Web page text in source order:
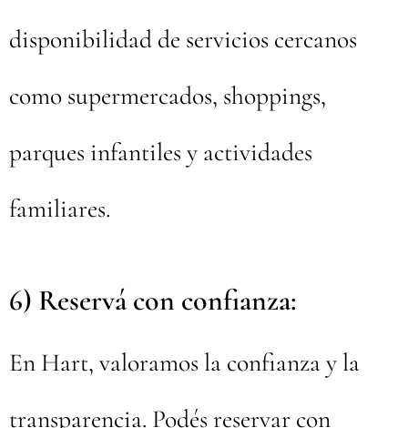
disponibilidad de servicios cercanos
como supermercados, shoppings,
parques infantiles y actividades
familiares.
6) Reservá con confianza:
En Hart, valoramos la confianza y la
transparencia. Podés reservar con